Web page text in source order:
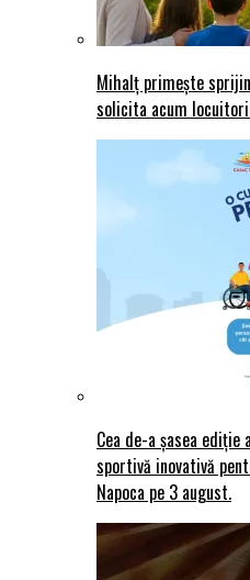
Mihalț primește
solicita acum
Cea de-a șasea
sportivă inovativă
Napoca pe 3 august.